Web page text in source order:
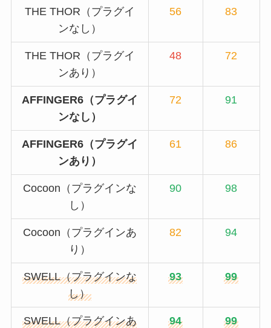
THE THOR（プラグイ
ンなし）
56 83
THE THOR（プラグイ
ンあり）
48 72
AFFINGER6（プラグイ
ンなし）
72 91
AFFINGER6（プラグイ
ンあり）
61 86
Cocoon（プラグインな
し）
90 98
Cocoon（プラグインあ
り）
82 94
SWELL（プラグインな
し）
93 99
SWELL（プラグインあ
94 99